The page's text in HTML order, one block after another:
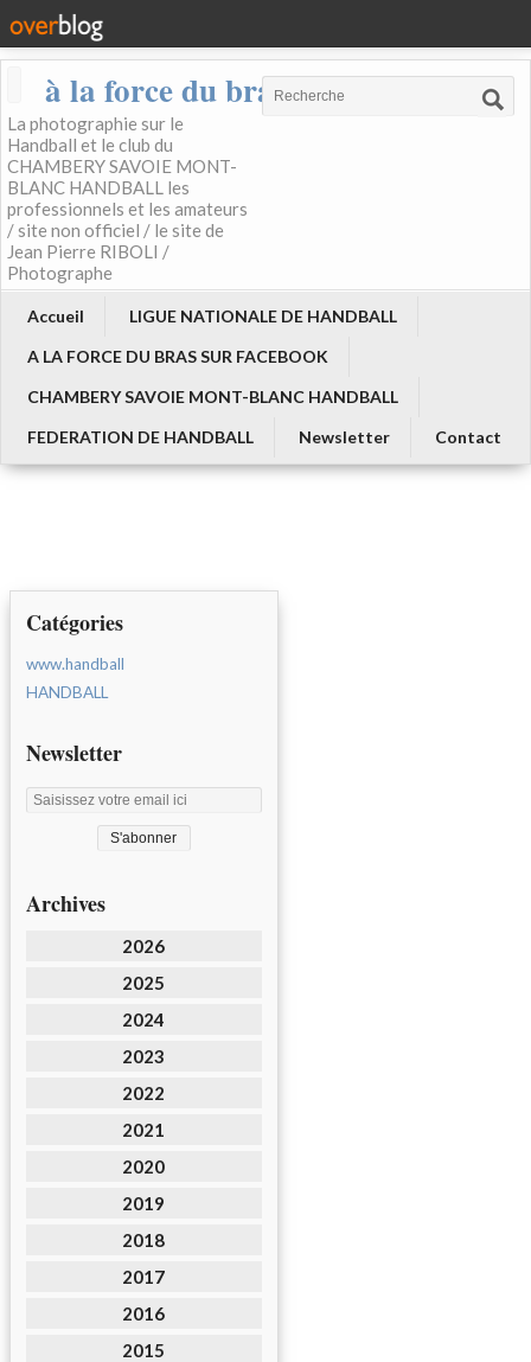
à la force du bras
La photographie sur le
Handball et le club du
CHAMBERY SAVOIE MONT-
BLANC HANDBALL les
professionnels et les amateurs
/ site non officiel / le site de
Jean Pierre RIBOLI /
Photographe
Accueil
LIGUE NATIONALE DE HANDBALL
A LA FORCE DU BRAS SUR FACEBOOK
CHAMBERY SAVOIE MONT-BLANC HANDBALL
FEDERATION DE HANDBALL
Newsletter Contact
Catégories
www.handball
HANDBALL
Newsletter
Archives
2026
2025
2024
2023
2022
2021
2020
2019
2018
2017
2016
2015